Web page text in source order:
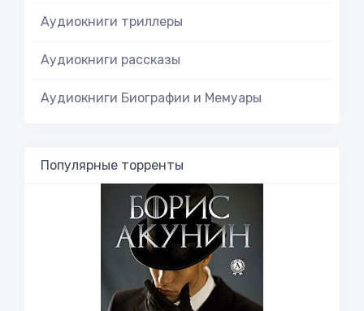
Аудиокниги триллеры
Аудиокниги рассказы
Аудиокниги Биографии и Мемуары
Популярные торренты